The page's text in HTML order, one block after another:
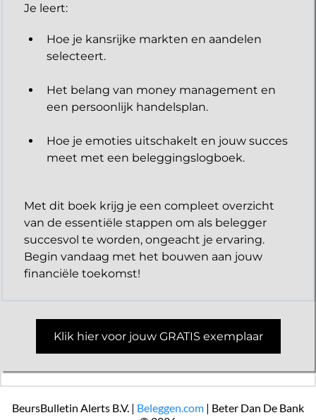
​Je leert:
Hoe je kansrijke markten en aandelen
selecteert.
Het belang van money management en
een persoonlijk handelsplan.
Hoe je emoties uitschakelt en jouw succes
meet met een beleggingslogboek.
Met dit boek krijg je een compleet overzicht
van de essentiële stappen om als belegger
succesvol te worden, ongeacht je ervaring.
Begin vandaag met het bouwen aan jouw
financiële toekomst!
Klik hier voor jouw GRATIS exemplaar
BeursBulletin Alerts B.V. | Beleggen.com | Beter Dan De Bank